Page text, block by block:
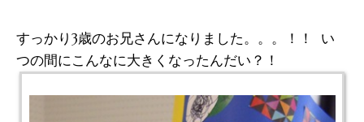
すっかり3歳のお兄さんになりました。。。！！ い
つの間にこんなに大きくなったんだい？！